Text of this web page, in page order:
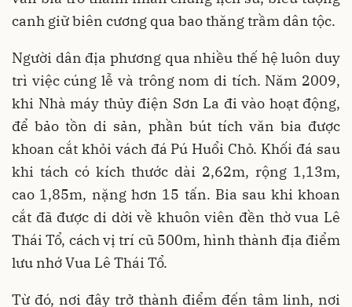
canh giữ biên cương qua bao thăng trầm dân tộc.
Người dân địa phương qua nhiều thế hệ luôn duy
trì việc cúng lễ và trông nom di tích. Năm 2009,
khi Nhà máy thủy điện Sơn La đi vào hoạt động,
để bảo tồn di sản, phần bút tích văn bia được
khoan cắt khỏi vách đá Pú Huổi Chỏ. Khối đá sau
khi tách có kích thước dài 2,62m, rộng 1,13m,
cao 1,85m, nặng hơn 15 tấn. Bia sau khi khoan
cắt đã được di dời về khuôn viên đền thờ vua Lê
Thái Tổ, cách vị trí cũ 500m, hình thành địa điểm
lưu nhớ Vua Lê Thái Tổ.
Từ đó, nơi đây trở thành điểm đến tâm linh, nơi